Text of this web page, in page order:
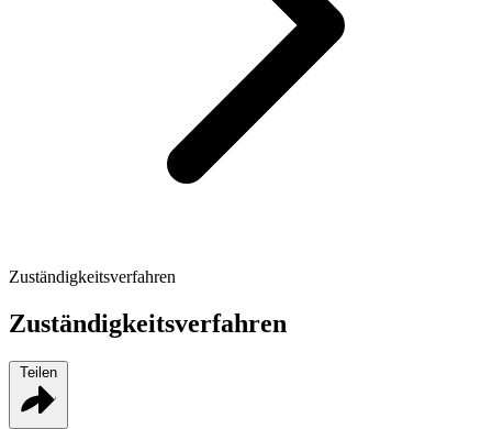
Zuständigkeitsverfahren
Zuständigkeitsverfahren